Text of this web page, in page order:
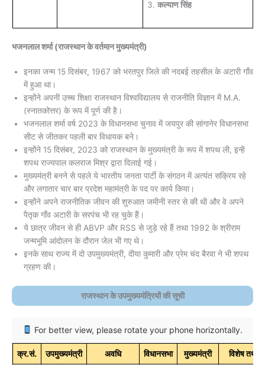
3. कल्याण सिंह
भजनलाल शर्मा (राजस्थान के वर्तमान मुख्यमंत्री)
इनका जन्म 15 दिसंबर, 1967 को भरतपुर जिले की नदबई तहसील के अटारी गाँव
में हुआ था।
इन्होंने अपनी उच्च शिक्षा राजस्थान विश्वविद्यालय से राजनीति विज्ञान में M.A.
(स्नातकोत्तर) के रूप में पूर्ण की है।
भजनलाल शर्मा वर्ष 2023 के विधानसभा चुनाव में जयपुर की सांगानेर विधानसभा
सीट से जीतकर पहली बार विधायक बने।
इन्होंने 15 दिसंबर, 2023 को राजस्थान के मुख्यमंत्री के रूप में शपथ ली, इन्हें
शपथ राज्यपाल कलराज मिश्र द्वारा दिलाई गई।
मुख्यमंत्री बनने से पहले ये भारतीय जनता पार्टी के संगठन में अत्यंत सक्रिय रहे
और लगातार चार बार प्रदेश महामंत्री के पद पर कार्य किया।
इन्होंने अपने राजनीतिक जीवन की शुरुआत जमीनी स्तर से की थी और वे अपने
पैतृक गाँव अटारी के सरपंच भी रह चुके हैं।
ये छात्र जीवन से ही ABVP और RSS से जुड़े रहे हैं तथा 1992 के श्रीराम
जन्मभूमि आंदोलन के दौरान जेल भी गए थे।
इनके साथ राज्य में दो उपमुख्यमंत्री, दीया कुमारी और प्रेम चंद बैरवा ने भी शपथ
ग्रहण की।
राजस्थान के उपमुख्यमंत्रियों की सूची
For better view, please rotate your phone horizontally.
क्र.सं. उपमुख्यमंत्री अवधि विधानसभा मुख्यमंत्री विशेष तथ्य